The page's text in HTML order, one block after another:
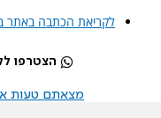
לקריאת הכתבה באתר
הצטרפו
מצאתם טעות